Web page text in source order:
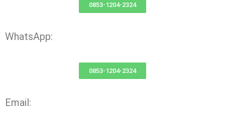
0853-1204-2324
WhatsApp:
0853-1204-2324
Email: